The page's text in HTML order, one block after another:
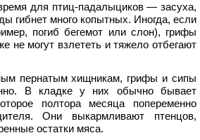
для птиц-падалыциков — засуха,
гибнет много копытных. Иногда, если
погиб бегемот или слон), грифы
не могут взлететь и тяжело отбегают
пернатым хищникам, грифы и сипы
В кладке у них обычно бывает
полтора месяца попеременно
Они выкармливают птенцов,
остатки мяса.